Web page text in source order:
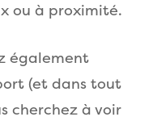
ou à proximité.
également
(et dans tout
cherchez à voir